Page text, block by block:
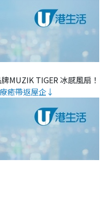
MUZIK TIGER 冰感風扇！
癒帶返屋企↓